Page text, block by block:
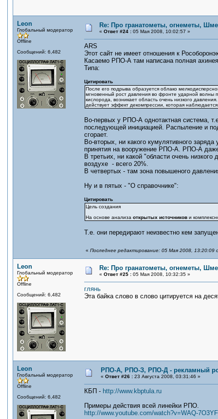
Leon
Глобальный модератор
Offline
Сообщений: 6,482
Re: Про гранатометы, огнеметы,
« Ответ #24 : 05 Мая 2008, 10:02:57 »
ARS
Этот сайт не имеет отношения к
Касаемо РПО-А там написана полная
Типа:
Цитировать
После его подрыва образуется облако
мгновенный рост давления во фронте ударной волны
кислорода, возникает область очень низкого
действует эффект декомпрессии, которая
Во-первых у РПО-А однотактная система,
последующей инициацией. Распыление и
сгорает.
Во-вторых, ни какого кумулятивного
принятия на вооружение РПО-А. РПО-А
В третьих, ни какой "области очень
воздухе - всего 20%.
В четвертых - там зона повышеного
Ну и в пятых - "О справочнике":
Цитировать
Цель создания
На основе анализа открытых источников и
Т.е. они передирают неизвестно кем
« Последнее редактирование: 05 Мая 2008, 13:20:09
Leon
Глобальный модератор
Offline
Сообщений: 6,482
Re: Про гранатометы, огнеметы,
« Ответ #25 : 05 Мая 2008, 10:32:35 »
глянь
Эта байка слово в слово цитируется на
Leon
Глобальный модератор
Offline
Сообщений: 6,482
РПО-А, РПО-З, РПО-Д - рекламный
« Ответ #26 : 23 Августа 2008, 03:31:46 »
КБП - http://www.kbptula.ru
Примеры действия всей линейки РПО.
http://www.youtube.com/watch?v=WAQ-